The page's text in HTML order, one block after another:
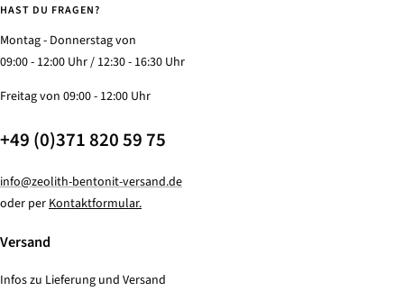
HAST DU FRAGEN?
Montag - Donnerstag von
09:00 - 12:00 Uhr / 12:30 - 16:30 Uhr
Freitag von 09:00 - 12:00 Uhr
+49 (0)371 820 59 75
info@zeolith-bentonit-versand.de
oder perKontaktformular.
Versand
Infos zu Lieferung und Versand